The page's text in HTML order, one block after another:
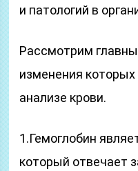
и патологий в
Рассмотрим
изменения
анализе крови.
1.Гемоглобин
который отвечает